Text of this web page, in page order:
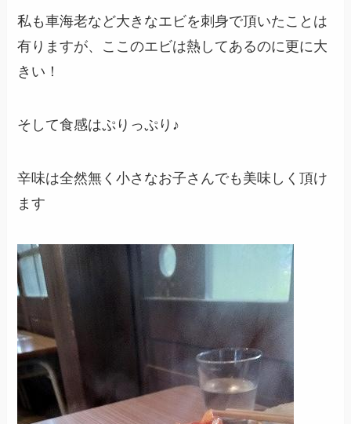
私も車海老など大きなエビを刺身で頂いたことは
有りますが、ここのエビは熱してあるのに更に大
きい！
そして食感はぷりっぷり♪
辛味は全然無く小さなお子さんでも美味しく頂け
ます